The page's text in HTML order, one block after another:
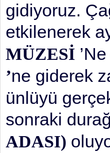
gidiyoruz.
etkilenerek
MÜZESİ
’ne giderek
ünlüyü
sonraki
ADASI)